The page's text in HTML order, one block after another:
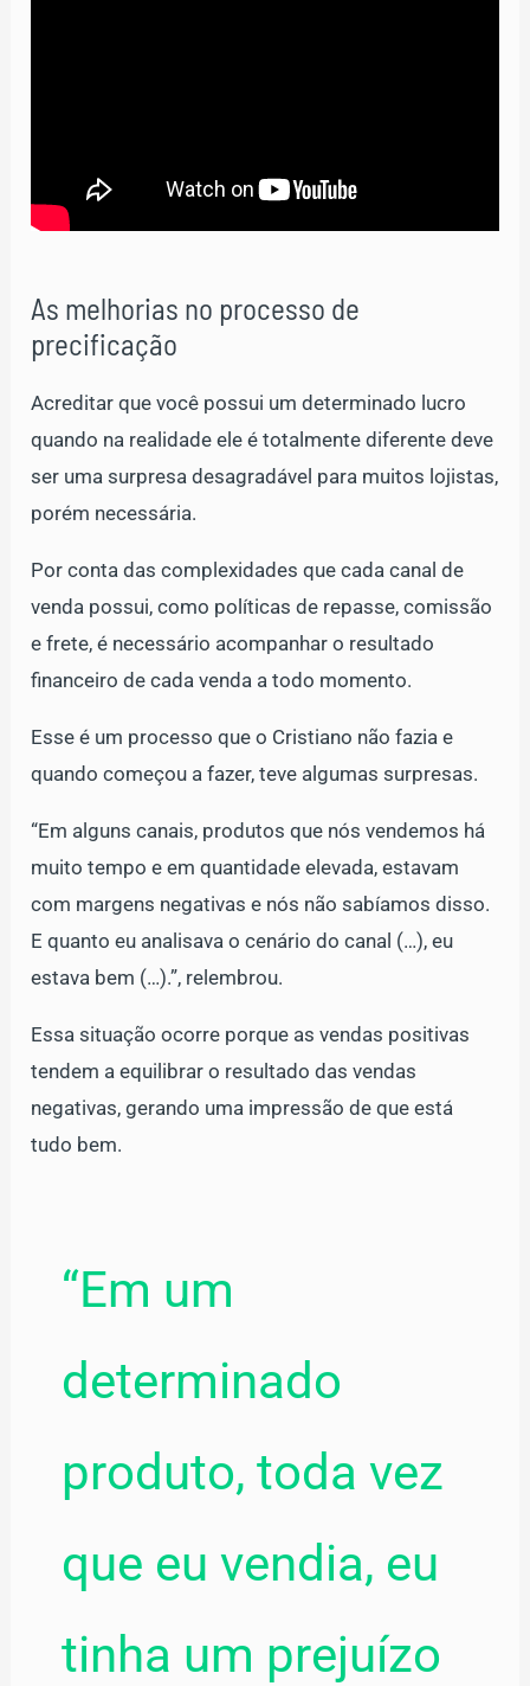
As melhorias no processo de
precificação
Acreditar que você possui um determinado lucro
quando na realidade ele é totalmente diferente deve
ser uma surpresa desagradável para muitos lojistas,
porém necessária.
Por conta das complexidades que cada canal de
venda possui, como políticas de repasse, comissão
e frete, é necessário acompanhar o resultado
financeiro de cada venda a todo momento.
Esse é um processo que o Cristiano não fazia e
quando começou a fazer, teve algumas surpresas.
“Em alguns canais, produtos que nós vendemos há
muito tempo e em quantidade elevada, estavam
com margens negativas e nós não sabíamos disso.
E quanto eu analisava o cenário do canal (…), eu
estava bem (…).”, relembrou.
Essa situação ocorre porque as vendas positivas
tendem a equilibrar o resultado das vendas
negativas, gerando uma impressão de que está
tudo bem.
“Em um
determinado
produto, toda vez
que eu vendia, eu
tinha um prejuízo